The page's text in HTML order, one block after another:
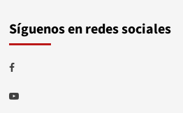
Síguenos en redes sociales
Facebook
Youtube